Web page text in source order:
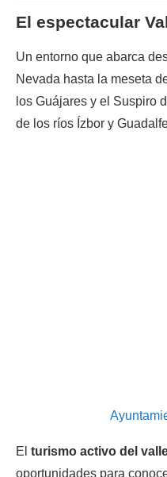
El espectacular
Un entorno que abarca
Nevada hasta la meseta
los Guájares y el Suspiro
de los ríos Ízbor y
El turismo activo del
oportunidades para